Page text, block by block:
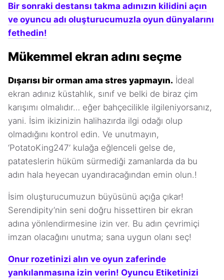
Bir sonraki destansı takma adınızın kilidini açın
ve oyuncu adı oluşturucumuzla oyun dünyalarını
fethedin!
Mükemmel ekran adını seçme
Dışarısı bir orman ama stres yapmayın. İdeal
ekran adınız küstahlık, sınıf ve belki de biraz çim
karışımı olmalıdır… eğer bahçecilikle ilgileniyorsanız,
yani. İsim ikizinizin halihazırda ilgi odağı olup
olmadığını kontrol edin. Ve unutmayın,
‘PotatoKing247’ kulağa eğlenceli gelse de,
patateslerin hüküm sürmediği zamanlarda da bu
adın hala heyecan uyandıracağından emin olun.!
İsim oluşturucumuzun büyüsünü açığa çıkar!
Serendipity’nin seni doğru hissettiren bir ekran
adına yönlendirmesine izin ver. Bu adın çevrimiçi
imzan olacağını unutma; sana uygun olanı seç!
Onur rozetinizi alın ve oyun zaferinde
yankılanmasına izin verin! Oyuncu Etiketinizi